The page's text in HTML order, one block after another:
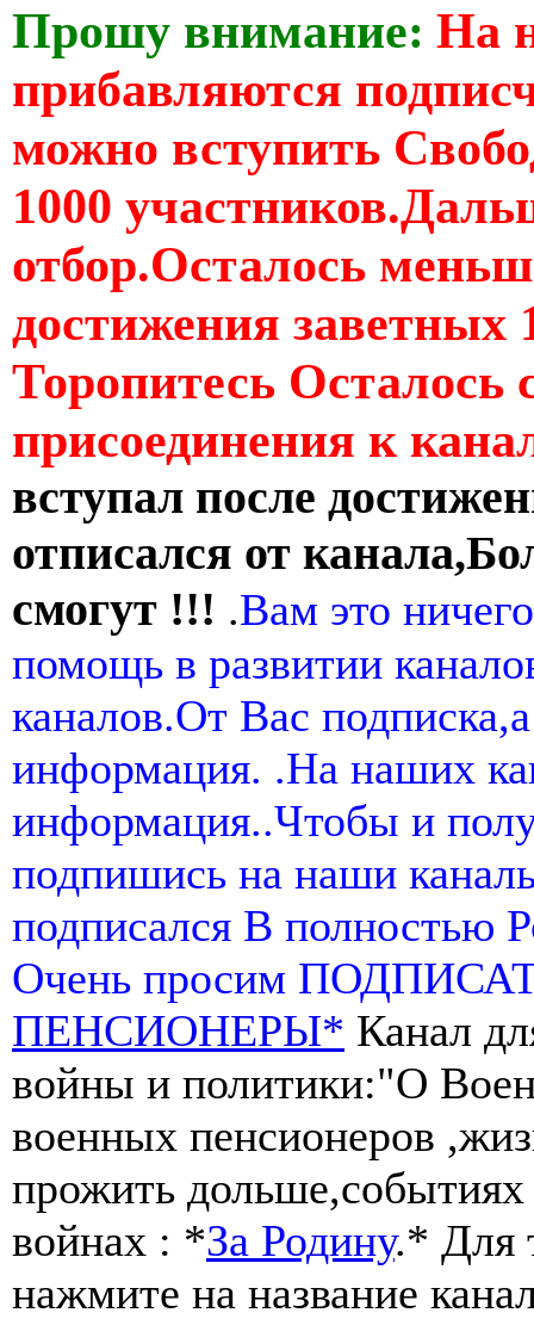
Прошу внимание: На
прибавляются
можно вступить
1000
отбор.Осталось
достижения заветных
Торопитесь Осталось
присоединения к
вступал после
отписался от
смогут !!! .Вам это
помощь в развитии
каналов.От Вас
информация. .На наших
информация..Чтобы и
подпишись на наши
подписался В полностью
Очень просим
ПЕНСИОНЕРЫ* Канал
войны и политики:"О
военных пенсионеров
прожить
войнах : *За Родину.* Для
нажмите на название